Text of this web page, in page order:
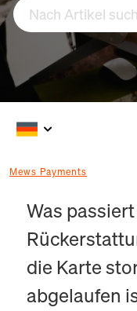
Mews Payments
Was
die Karte
abgelaufen